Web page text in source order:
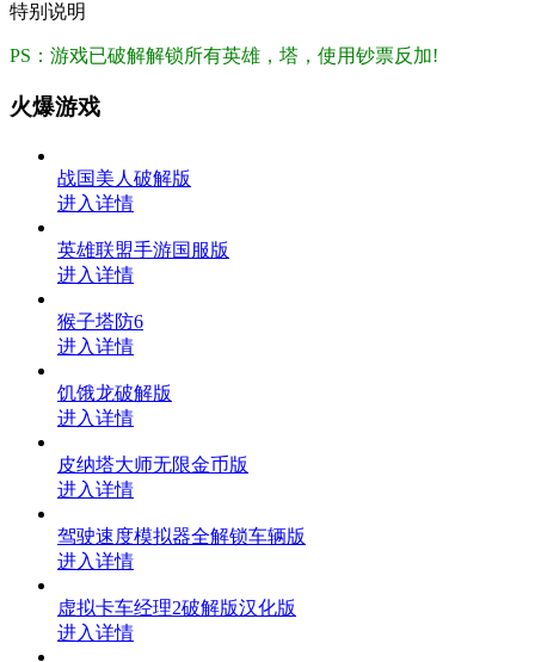
特别说明
PS：游戏已破解解锁所有英雄，塔，使用钞票反加!
火爆游戏
战国美人破解版
进入详情
英雄联盟手游国服版
进入详情
猴子塔防6
进入详情
饥饿龙破解版
进入详情
皮纳塔大师无限金币版
进入详情
驾驶速度模拟器全解锁车辆版
进入详情
虚拟卡车经理2破解版汉化版
进入详情